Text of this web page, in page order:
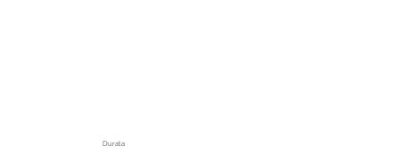
Durata